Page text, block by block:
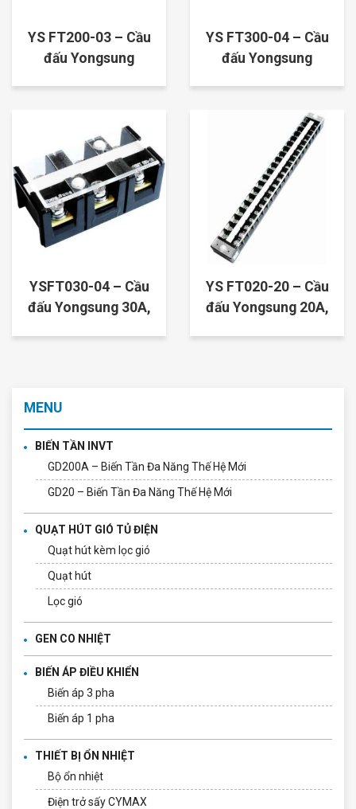
YS FT200-03 – Cầu
đấu Yongsung
YS FT300-04 – Cầu
đấu Yongsung
YSFT030-04 – Cầu
đấu Yongsung 30A,
YS FT020-20 – Cầu
đấu Yongsung 20A,
MENU
BIẾN TẦN INVT
GD200A – Biến Tần Đa Năng Thế Hệ Mới
GD20 – Biến Tần Đa Năng Thế Hệ Mới
QUẠT HÚT GIÓ TỦ ĐIỆN
Quạt hút kèm lọc gió
Quạt hút
Lọc gió
GEN CO NHIỆT
BIẾN ÁP ĐIỀU KHIỂN
Biến áp 3 pha
Biến áp 1 pha
THIẾT BỊ ỔN NHIỆT
Bộ ổn nhiệt
Điện trở sấy CYMAX